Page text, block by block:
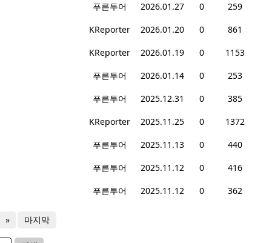
푸른투어 2026.01.27 0
259
KReporter 2026.01.20 0
861
KReporter 2026.01.19 0
1153
푸른투어 2026.01.14 0
253
푸른투어 2025.12.31 0
385
KReporter 2025.11.25 0
1372
푸른투어 2025.11.13 0
440
푸른투어 2025.11.12 0
416
푸른투어 2025.11.12 0 362
» 마지막